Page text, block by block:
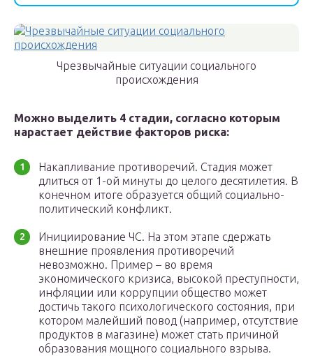
Чрезвычайные ситуации социального
происхождения
Можно выделить 4 стадии, согласно которым
нарастает действие факторов риска:
Накапливание противоречий. Стадия может
длиться от 1-ой минуты до целого десятилетия. В
конечном итоге образуется общий социально-
политический конфликт.
Инициирование ЧС. На этом этапе сдержать
внешние проявления противоречий
невозможно. Пример – во время
экономического кризиса, высокой преступности,
инфляции или коррупции общество может
достичь такого психологического состояния, при
котором малейший повод (например, отсутствие
продуктов в магазине) может стать причиной
образования мощного социального взрыва.